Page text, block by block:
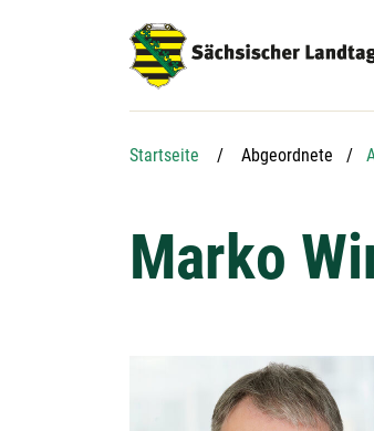
Startseite Abgeordnete
Marko